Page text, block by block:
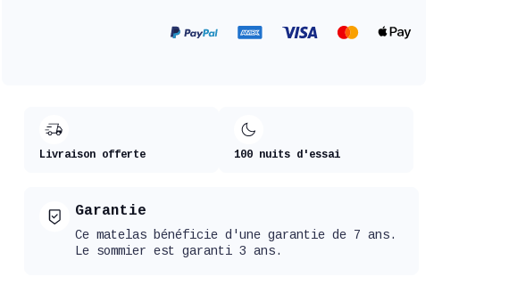
Livraison offerte 100 nuits d'essai
Garantie
Ce matelas bénéficie d'une garantie de 7 ans.
Le sommier est garanti 3 ans.